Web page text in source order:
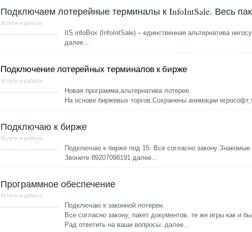
Подключаем лотерейные терминалы к InfoIntSale. Весь
Услуги и работа
IIS infoBox (InfoIntSale) – единственная альтернатива
далее...
Подключение лотерейных терминалов к бирже
Услуги и работа
Новая программа,альтернатива лотерее.
На основе биржевых торгов.Сохранены анимации
Подключаю к бирже
Услуги и работа
Подключаю к бирже под 15. Все согласно закону
Звоните 89207098191далее...
Программное обеспечение
Услуги и работа
Подключаю к законной лотереи.
Все согласно закону, пакет документов, те же игры как и
Рад ответить на ваши вопросы:далее...